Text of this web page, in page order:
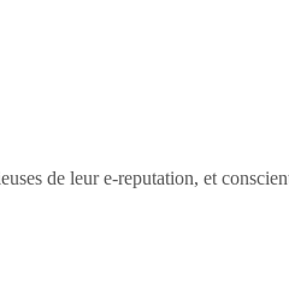
de leur e-reputation, et